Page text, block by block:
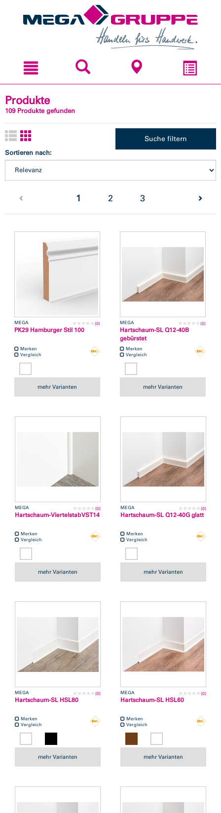
Produkte
109 Produkte gefunden
Suche filtern
Sortieren nach:
1 (current)
2 3
MEGA (0)
PK29 Hamburger Stil 100
Merken
Vergleich
mehr Varianten
MEGA (0)
Hartschaum-SL Q12-40B
gebürstet
Merken
Vergleich
mehr Varianten
MEGA (0)
Hartschaum-Viertelstab VST14
Merken
Vergleich
mehr Varianten
MEGA (0)
Hartschaum-SL Q12-40G glatt
Merken
Vergleich
mehr Varianten
MEGA (0)
Hartschaum-SL HSL80
Merken
Vergleich
mehr Varianten
MEGA (0)
Hartschaum-SL HSL60
Merken
Vergleich
mehr Varianten